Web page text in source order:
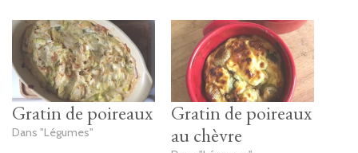
Gratin de poireaux
Dans "Légumes"
Gratin de poireaux
au chèvre